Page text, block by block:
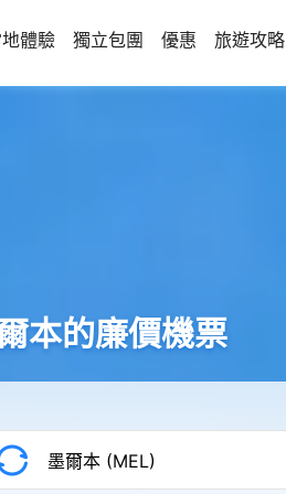
體驗 獨立包團 優惠 旅遊攻略
本的廉價機票